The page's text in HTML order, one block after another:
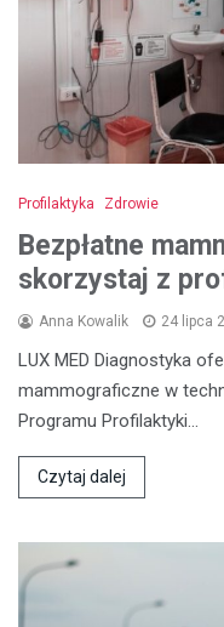
Profilaktyka Zdrowie
Bezpłatne
skorzystaj z
Anna Kowalik 24 lipca
LUX MED Diagnostyka
mammograficzne w
Programu Profilaktyki…
Czytaj dalej